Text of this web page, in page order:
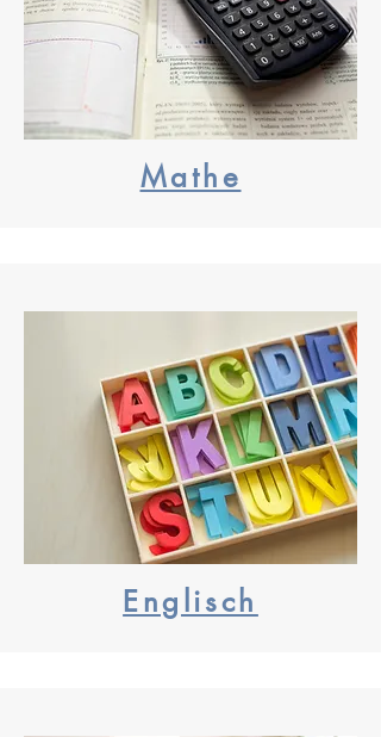
Mathe
Englisch